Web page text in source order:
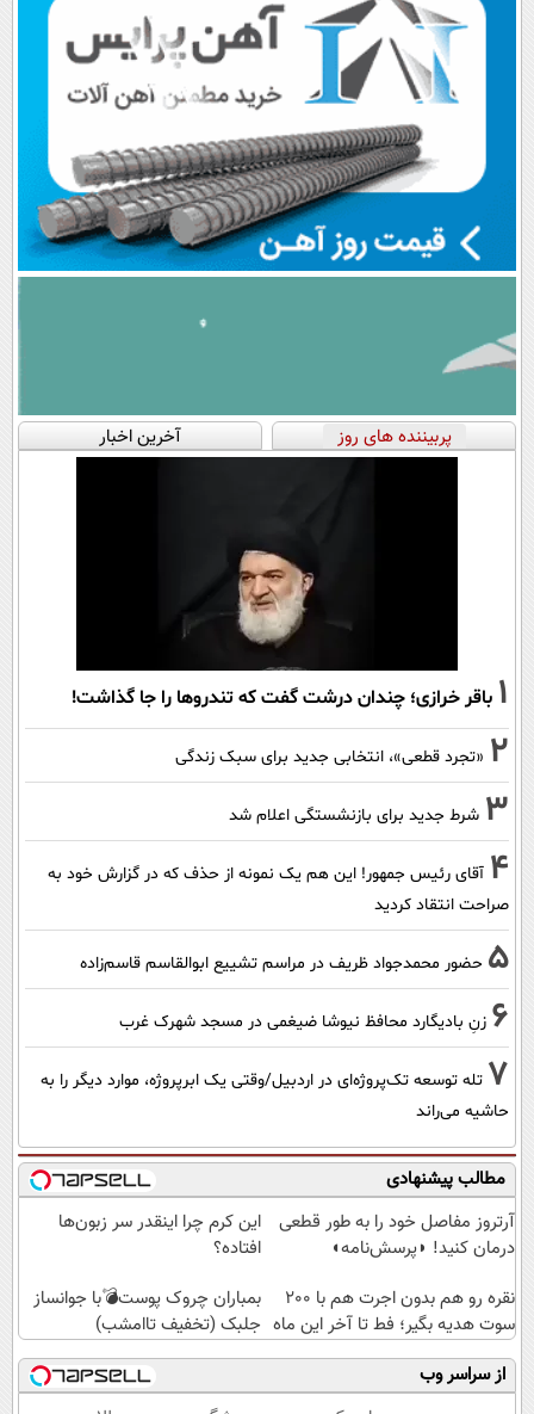
پربیننده های روز آخرین اخبار
1 باقر خرازی؛ چندان درشت گفت که تندروها را جا گذاشت!
2 «تجرد قطعی»، انتخابی جدید برای سبک زندگی
3 شرط جدید برای بازنشستگی اعلام شد
4 آقای رئیس جمهور! این هم یک نمونه از حذف که در گزارش خود به
صراحت انتقاد کردید
5 حضور محمدجواد ظریف در مراسم تشییع ابوالقاسم قاسم‌زاده
6 زنِ بادیگارد محافظ نیوشا ضیغمی در مسجد شهرک غرب
7 تله توسعه تک‌پروژه‌ای در اردبیل/وقتی یک ابرپروژه، موارد دیگر را به
حاشیه می‌راند
مطالب پیشنهادی
Image failed to load
آرتروز مفاصل خود را به طور قطعی
درمان کنید! ◗پرسش‌نامه◖
Image failed to load
این کرم چرا اینقدر سر زبون‌ها
افتاده؟
نقره رو هم بدون اجرت هم با 200
سوت هدیه بگیر؛ فط تا آخر این ماه
بمباران چروک پوست💣با جوانساز
جلبک (تخفیف تاامشب)
از سراسر وب